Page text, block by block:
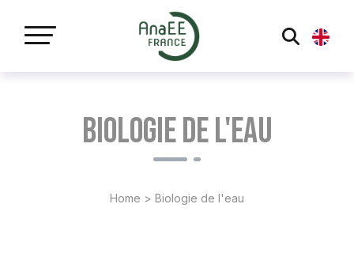
Biologie de l'eau
Home > Biologie de l'eau